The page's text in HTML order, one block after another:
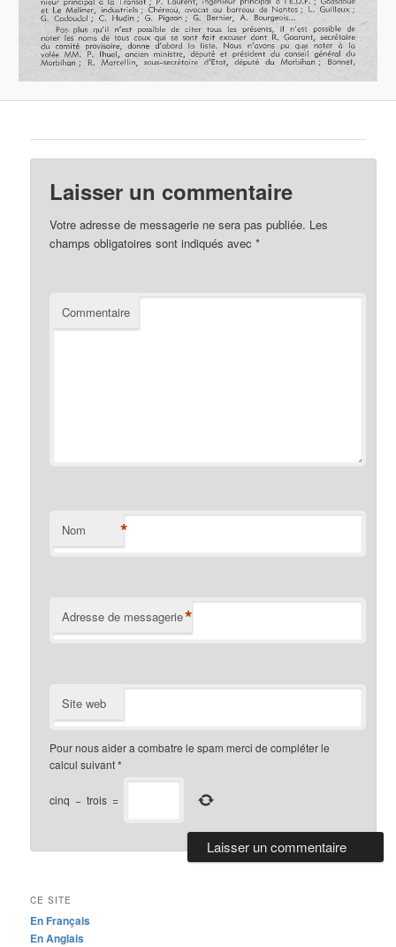
Laisser un commentaire
Votre adresse de messagerie ne sera pas publiée. Les
champs obligatoires sont indiqués avec*
Commentaire
Nom *
Adresse de messagerie*
Site web
Pour nous aider a combatre le spam merci de compléter le
calcul suivant*
cinq − trois =
CE SITE
En Français
En Anglais